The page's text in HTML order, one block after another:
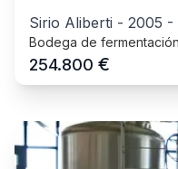
Sirio Aliberti - 2005 -
Bodega de
254.800 €